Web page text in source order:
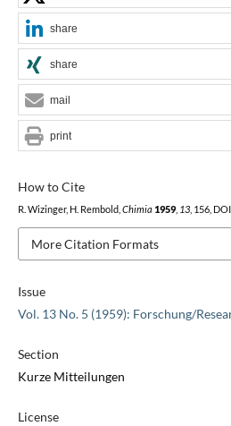
Issue
Vol. 13 No. 5 (1959): Forschung/
Section
Kurze Mitteilungen
License
How to Cite
R. Wizinger, H. Rembold, Chimia 1959, 13, 156,
More Citation Formats
share
share
mail
print